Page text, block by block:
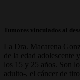
Tumores vinculados al
La Dra. Macarena
de la edad adolescente
los 15 y 25 años. Son
adulto-, el cáncer de